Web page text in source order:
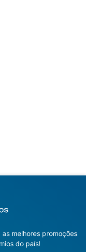
melhores promoções
do país!